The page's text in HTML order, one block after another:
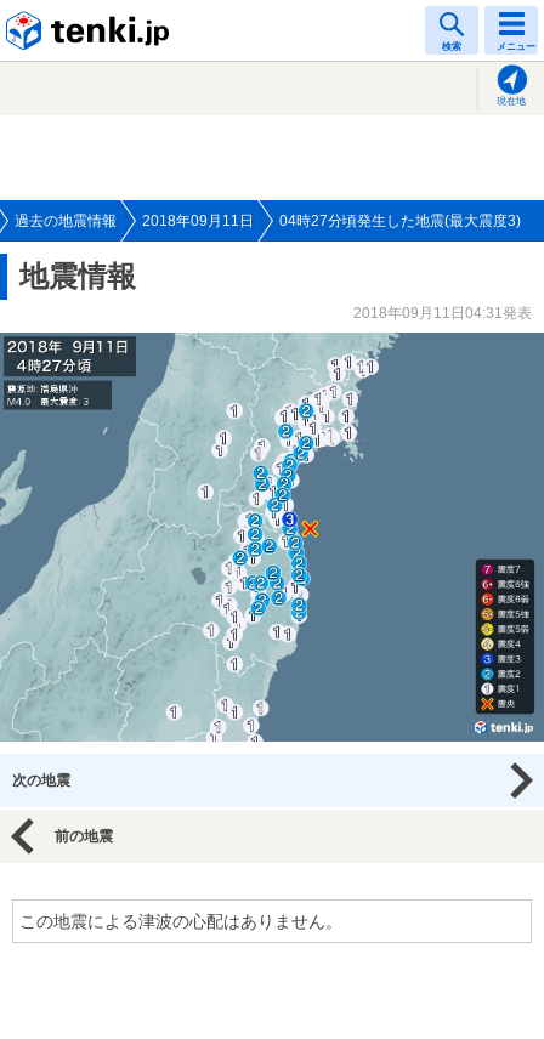
検索 メニュー
現在地
過去の地震情報 2018年09月11日 04時27分頃発生した地震(最大震度3)
地震情報
2018年09月11日04:31発表
次の地震
前の地震
この地震による津波の心配はありません。